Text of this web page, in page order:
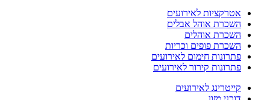
אטרקציות לאירועים
השכרת אוהל אבלים
השכרת אוהלים
השכרת פופים וכריות
פתרונות חימום לאירועים
פתרונות קירור לאירועים
קייטרינג לאירועים